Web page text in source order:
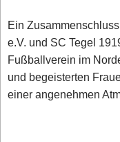
Ein
e.V. und SC Tegel
Fußballverein im
und begeisterten
einer angenehmen